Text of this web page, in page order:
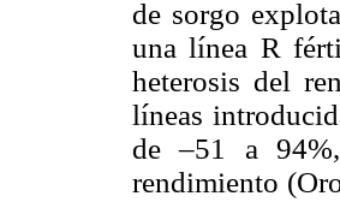
de sorgo
una línea R
heterosis del
líneas
de –51 a
rendimiento